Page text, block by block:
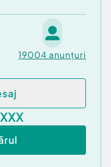
19004 anunțuri